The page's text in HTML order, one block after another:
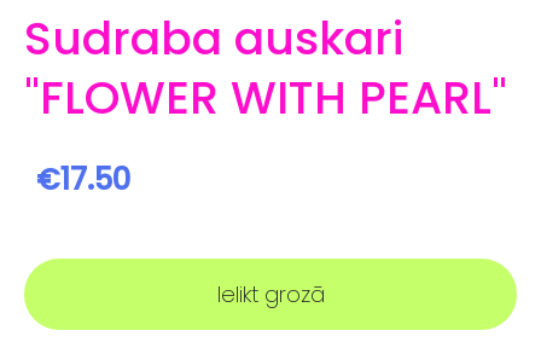
Sudraba auskari
"FLOWER WITH PEARL"
€17.50
Ielikt grozā